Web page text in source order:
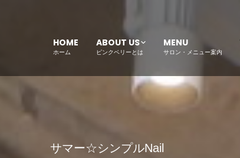
HOME
ホーム
ABOUT US
ピンクベリーとは
MENU
サロン・メニュー案内
サマー☆シンプルNail